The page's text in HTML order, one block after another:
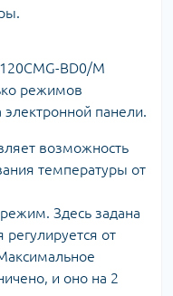
BD0/M
режимов
электронной панели.
возможность
температуры от
Здесь задана
от
и оно на 2